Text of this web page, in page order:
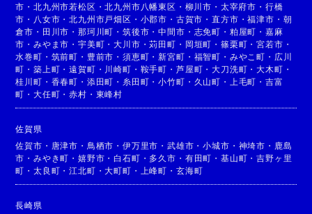
市 ・北九州市若松区 ・北九州市八幡東区 ・ 柳川市 ・ 太宰府市 ・ 行橋
市 ・ 八女市 ・北九州市戸畑区 ・ 小郡市 ・ 古賀市 ・直方市 ・福津市 ・ 朝
倉市 ・ 田川市 ・那珂川町 ・筑後市 ・中間市 ・ 志免町 ・ 粕屋町 ・ 嘉麻
市 ・みやま市 ・宇美町 ・大川市 ・苅田町 ・ 岡垣町 ・ 篠栗町 ・宮若市 ・
水巻町 ・ 筑前町 ・ 豊前市 ・須恵町 ・新宮町 ・ 福智町 ・ みやこ町 ・ 広川
町 ・築上町 ・遠賀町 ・ 川崎町 ・ 鞍手町 ・ 芦屋町 ・大刀洗町 ・大木町 ・
桂川町 ・ 香春町 ・ 添田町 ・ 糸田町 ・小竹町 ・ 久山町 ・ 上毛町 ・ 吉富
町 ・大任町 ・赤村 ・ 東峰村
佐賀県
佐賀市 ・ 唐津市 ・ 鳥栖市 ・伊万里市 ・武雄市 ・小城市 ・ 神埼市 ・ 鹿島
市 ・みやき町 ・嬉野市 ・ 白石町 ・ 多久市 ・ 有田町 ・ 基山町 ・吉野ヶ里
町 ・太良町 ・江北町 ・大町町 ・ 上峰町 ・ 玄海町
長崎県